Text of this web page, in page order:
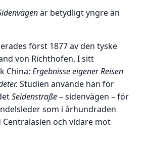
är betydligt yngre än
först 1877 av den tyske
von Richthofen. I sitt
China: Ergebnisse eigener Reisen
Studien använde han för
Seidenstraße– sidenvägen – för
som i århundraden
och vidare mot